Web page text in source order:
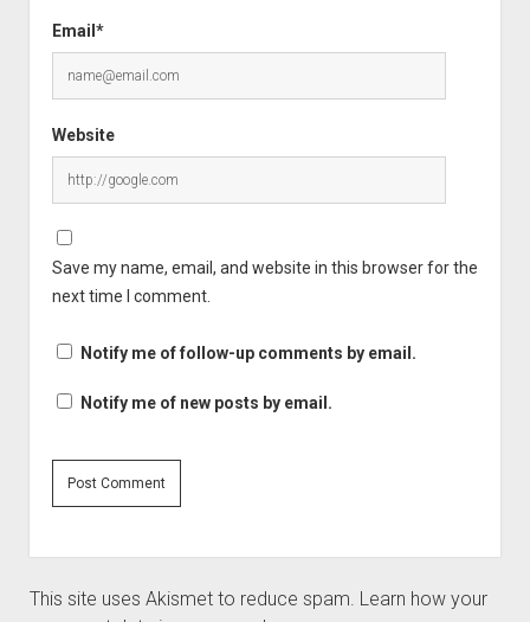
Email*
Website
Save my name, email, and website in this browser for the
next time I comment.
Notify me of follow-up comments by email.
Notify me of new posts by email.
This site uses Akismet to reduce spam. Learn how your